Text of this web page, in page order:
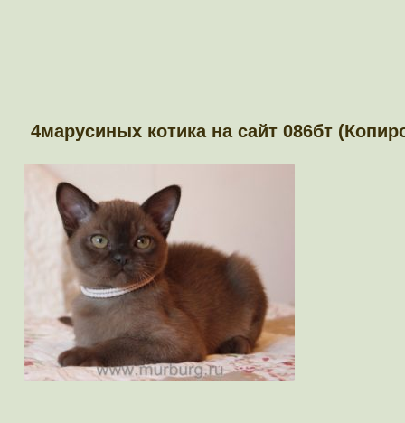
4марусиных котика на сайт 086бт